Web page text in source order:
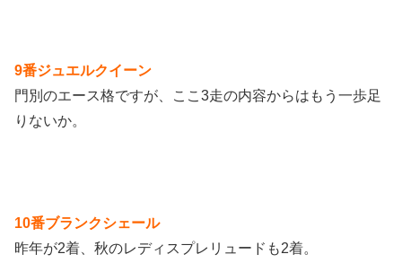
9番ジュエルクイーン
門別のエース格ですが、ここ3走の内容からはもう一歩足
りないか。
10番ブランクシェール
昨年が2着、秋のレディスプレリュードも2着。